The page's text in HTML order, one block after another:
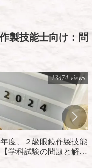
製技能士向け：問
年度、２級眼鏡作製技能
学科試験の問題と解
13474 views